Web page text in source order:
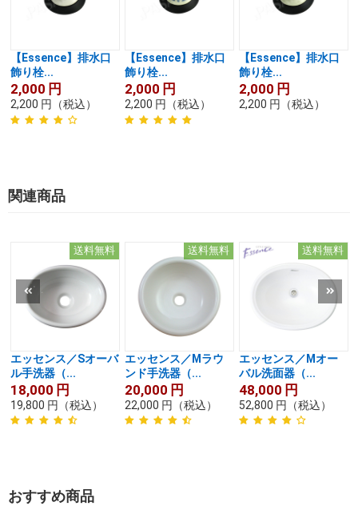
【Essence】排水口
飾り栓...
2,000 円
2,200 円 （税込）
【Essence】排水口
飾り栓...
2,000 円
2,200 円 （税込）
【Essence】排水口
飾り栓...
2,000 円
2,200 円 （税込）
関連商品
送料無料
エッセンス／Sオーバ
ル手洗器（...
18,000 円
19,800 円 （税込）
送料無料
エッセンス／Mラウ
ンド手洗器（...
20,000 円
22,000 円 （税込）
送料無料
エッセンス／Mオー
バル洗面器（...
48,000 円
52,800 円 （税込）
おすすめ商品